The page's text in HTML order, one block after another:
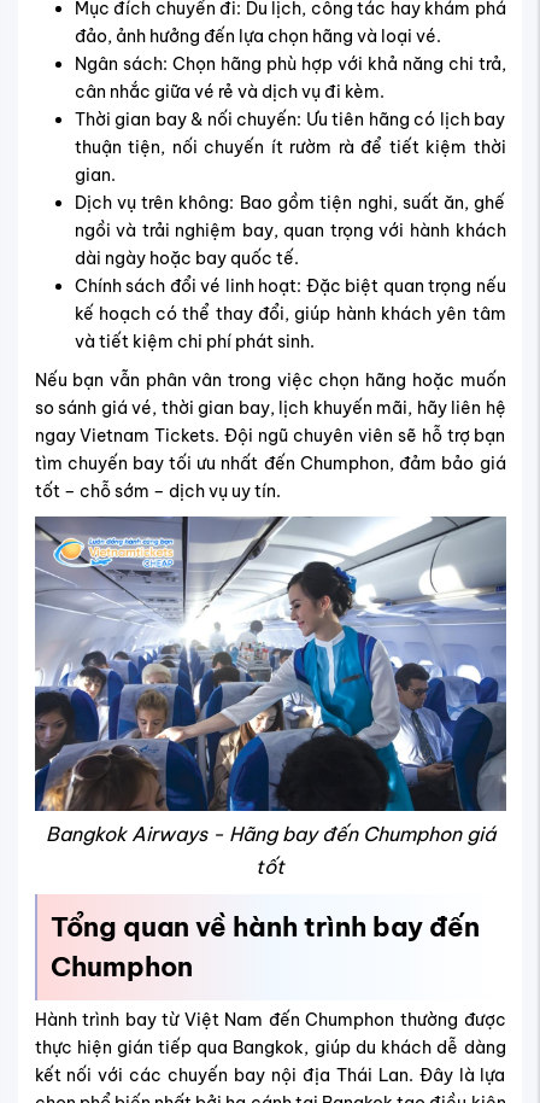
Mục đích chuyến đi: Du lịch, công tác hay khám phá
đảo, ảnh hưởng đến lựa chọn hãng và loại vé.
Ngân sách: Chọn hãng phù hợp với khả năng chi trả,
cân nhắc giữa vé rẻ và dịch vụ đi kèm.
Thời gian bay & nối chuyến: Ưu tiên hãng có lịch bay
thuận tiện, nối chuyến ít rườm rà để tiết kiệm thời
gian.
Dịch vụ trên không: Bao gồm tiện nghi, suất ăn, ghế
ngồi và trải nghiệm bay, quan trọng với hành khách
dài ngày hoặc bay quốc tế.
Chính sách đổi vé linh hoạt: Đặc biệt quan trọng nếu
kế hoạch có thể thay đổi, giúp hành khách yên tâm
và tiết kiệm chi phí phát sinh.
Nếu bạn vẫn phân vân trong việc chọn hãng hoặc muốn
so sánh giá vé, thời gian bay, lịch khuyến mãi, hãy liên hệ
ngay Vietnam Tickets. Đội ngũ chuyên viên sẽ hỗ trợ bạn
tìm chuyến bay tối ưu nhất đến Chumphon, đảm bảo giá
tốt – chỗ sớm – dịch vụ uy tín.
Bangkok Airways - Hãng bay đến Chumphon giá
tốt
Tổng quan về hành trình bay đến
Chumphon
Hành trình bay từ Việt Nam đến Chumphon thường được
thực hiện gián tiếp qua Bangkok, giúp du khách dễ dàng
kết nối với các chuyến bay nội địa Thái Lan. Đây là lựa